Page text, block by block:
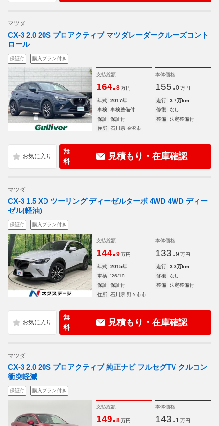
マツダ
CX-3 2.0 20S プロアクティブ マツダレーダークルーズコント
ロール
保証付 購入プラン付き
支払総額
164.8 万円
本体価格
155. 0 万円
年式 2017年 走行
3.7万km
車検
車検整備付 修復
なし
保証
保証付 整備
法定整備付
住所
石川県 金沢市
無
料
見積もり・在庫確認
マツダ
CX-3 1.5 XD ツーリング ディーゼルターボ 4WD 4WD ディー
ゼル(軽油)
保証付 購入プラン付き
支払総額
144.9 万円
本体価格
133. 9 万円
年式 2015年 走行
3.8万km
車検
'26/10 修復
なし
保証
保証付 整備
法定整備付
住所
石川県 野々市市
無
料
見積もり・在庫確認
マツダ
CX-3 2.0 20S プロアクティブ 純正ナビ フルセグTV クルコン
衝突軽減
保証付 購入プラン付き
支払総額
149.8 万円
本体価格
143. 1 万円